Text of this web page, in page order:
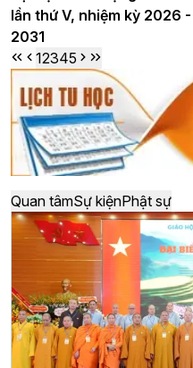
lần thứ V, nhiệm kỳ 2026 -
2031
12345
Quan tâmSự kiệnPhật sự